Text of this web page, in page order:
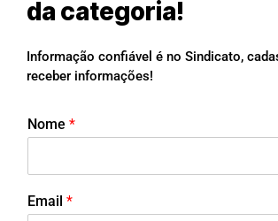
da categoria!
Informação confiável é no Sindicato,
receber informações!
Nome *
Email *